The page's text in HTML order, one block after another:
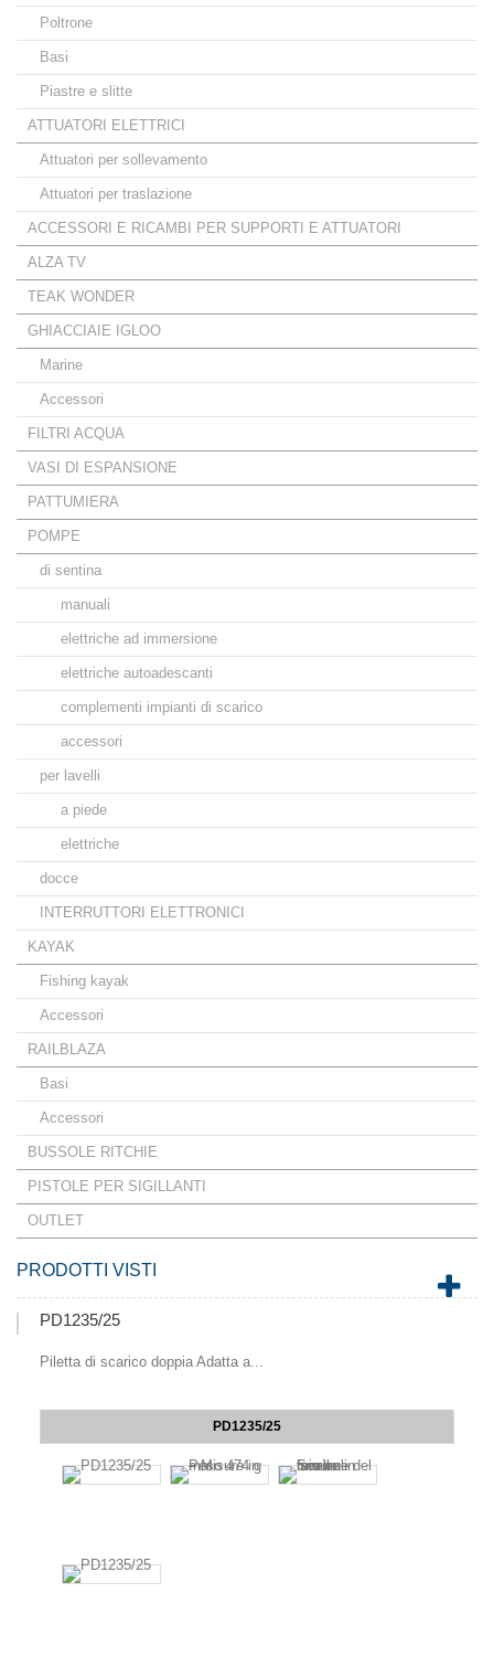
Poltrone
Basi
Piastre e slitte
ATTUATORI ELETTRICI
Attuatori per sollevamento
Attuatori per traslazione
ACCESSORI E RICAMBI PER SUPPORTI E ATTUATORI
ALZA TV
TEAK WONDER
GHIACCIAIE IGLOO
Marine
Accessori
FILTRI ACQUA
VASI DI ESPANSIONE
PATTUMIERA
POMPE
di sentina
manuali
elettriche ad immersione
elettriche autoadescanti
complementi impianti di scarico
accessori
per lavelli
a piede
elettriche
docce
INTERRUTTORI ELETTRONICI
KAYAK
Fishing kayak
Accessori
RAILBLAZA
Basi
Accessori
BUSSOLE RITCHIE
PISTOLE PER SIGILLANTI
OUTLET
PRODOTTI VISTI
PD1235/25
Piletta di scarico doppia Adatta a...
PD1235/25